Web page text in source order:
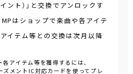
ント）」と交換でアンロックす
はショップで楽曲や各アイテ
イテム等との交換は次月以降
アイテム等を獲得するには、
ズメントIC対応カードを使ってプレ